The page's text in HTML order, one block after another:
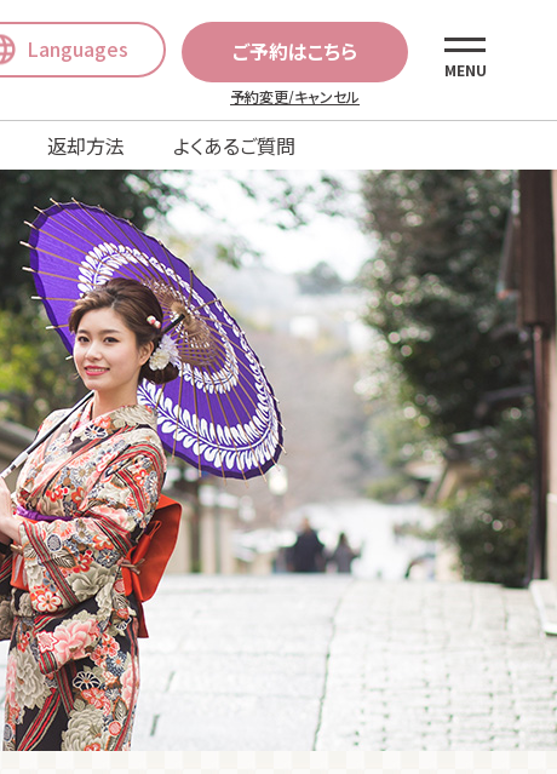
Languages ご予約はこちら
予約変更/キャンセル
MENU
返却方法 よくあるご質問